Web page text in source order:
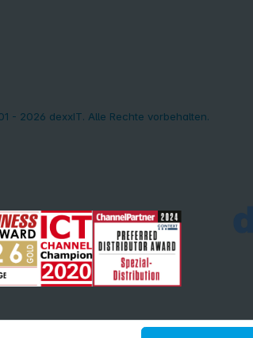
- 2026 dexxIT. Alle Rechte vorbehalten.